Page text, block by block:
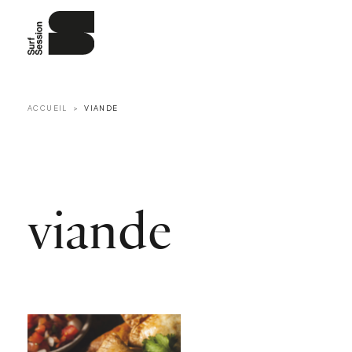
ACCUEIL VIANDE
viande